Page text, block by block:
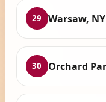
29 Warsaw,
30 Orchard